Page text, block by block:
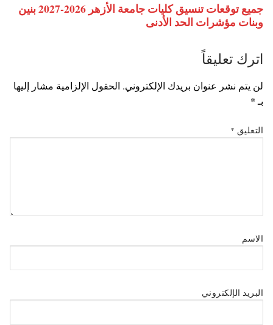
جميع توقعات تنسيق كليات جامعة الأزهر 2026-2027 بنين
وبنات مؤشرات الحد الأدنى
اترك تعليقاً
لن يتم نشر عنوان بريدك الإلكتروني. الحقول الإلزامية مشار إليها
بـ *
التعليق *
الاسم
البريد الإلكتروني